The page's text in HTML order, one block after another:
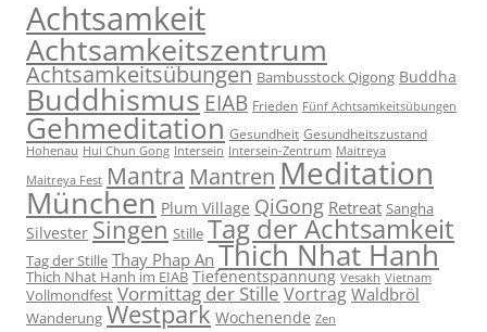
Achtsamkeit
Achtsamkeitszentrum
Achtsamkeitsübungen Bambusstock Qigong Buddha
Buddhismus EIAB Frieden Fünf Achtsamkeitsübungen
Gehmeditation Gesundheit Gesundheitszustand
Hohenau Hui Chun Gong Intersein Intersein-Zentrum Maitreya
Maitreya Fest Mantra Mantren Meditation
München Plum Village QiGong Retreat Sangha
Silvester Singen Stille Tag der Achtsamkeit
Tag der Stille Thay Phap An Thich Nhat Hanh
Thich Nhat Hanh im EIAB Tiefenentspannung Vesakh Vietnam
Vollmondfest Vormittag der StilleVortragWaldbröl
Wanderung Westpark Wochenende Zen